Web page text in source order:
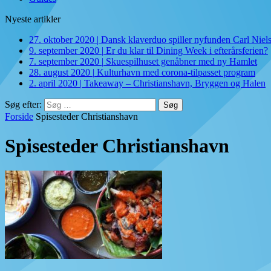
Nyeste artikler
27. oktober 2020 | Dansk klaverduo spiller nyfunden Carl
9. september 2020 | Er du klar til Dining Week i efterårsferien?
7. september 2020 | Skuespilhuset genåbner med ny Hamlet
28. august 2020 | Kulturhavn med corona-tilpasset program
2. april 2020 | Takeaway – Christianshavn, Bryggen og Halen
Søg efter:
Forside Spisesteder Christianshavn
Spisesteder Christianshavn